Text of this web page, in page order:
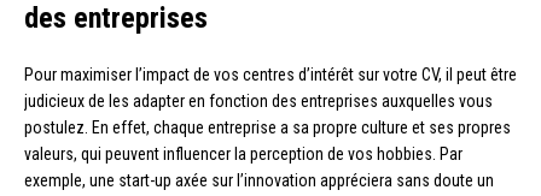
des entreprises
Pour maximiser l’impact de vos centres d’intérêt sur votre CV, il peut être
judicieux de les adapter en fonction des entreprises auxquelles vous
postulez. En effet, chaque entreprise a sa propre culture et ses propres
valeurs, qui peuvent influencer la perception de vos hobbies. Par
exemple, une start-up axée sur l’innovation appréciera sans doute un